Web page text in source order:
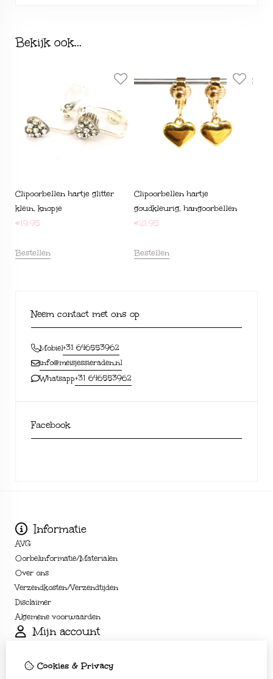
Bekijk ook...
Clipoorbellen hartje glitter
klein, knopje
€19,95
Bestellen
Clipoorbellen hartje
goudkleurig, hangoorbellen
€21,95
Bestellen
Neem contact met ons op
Mobiel+31 646553962
info@meisjessieraden.nl
Whatsapp+31 646553962
Facebook
Informatie
AVG
Oorbelinformatie/Materialen
Over ons
Verzendkosten/Verzendtijden
Disclaimer
Algemene voorwaarden
Mijn account
Bestelhistorie
Cookies & Privacy